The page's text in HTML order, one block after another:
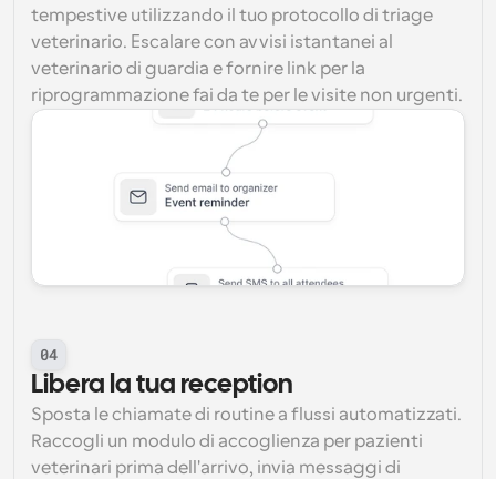
tempestive utilizzando il tuo protocollo di triage
veterinario. Escalare con avvisi istantanei al
veterinario di guardia e fornire link per la
riprogrammazione fai da te per le visite non urgenti.
04
Libera la tua reception
Sposta le chiamate di routine a flussi automatizzati.
Raccogli un modulo di accoglienza per pazienti
veterinari prima dell'arrivo, invia messaggi di